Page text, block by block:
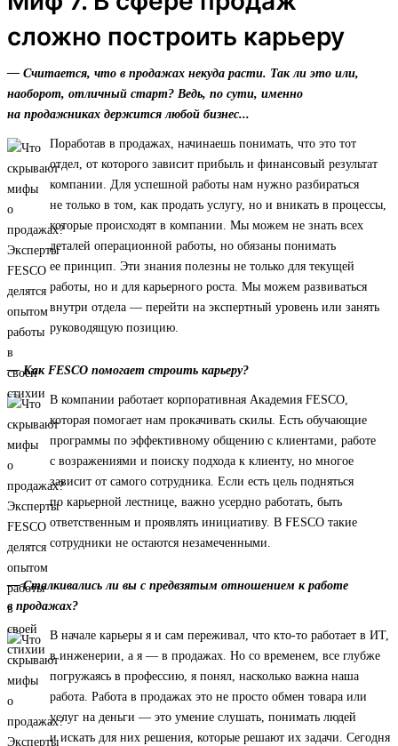
сложно построить карьеру
— Считается, что в продажах некуда расти. Так ли это или,
наоборот, отличный старт? Ведь, по сути, именно
на продажниках держится любой бизнес...
Поработав в продажах, начинаешь понимать, что это тот
отдел, от которого зависит прибыль и финансовый результат
компании. Для успешной работы нам нужно разбираться
не только в том, как продать услугу, но и вникать в процессы,
которые происходят в компании. Мы можем не знать всех
деталей операционной работы, но обязаны понимать
ее принцип. Эти знания полезны не только для текущей
работы, но и для карьерного роста. Мы можем развиваться
внутри отдела — перейти на экспертный уровень или занять
руководящую позицию.
— Как FESCO помогает строить карьеру?
В компании работает корпоративная Академия FESCO,
которая помогает нам прокачивать скилы. Есть обучающие
программы по эффективному общению с клиентами, работе
с возражениями и поиску подхода к клиенту, но многое
зависит от самого сотрудника. Если есть цель подняться
по карьерной лестнице, важно усердно работать, быть
ответственным и проявлять инициативу. В FESCO такие
сотрудники не остаются незамеченными.
— Сталкивались ли вы с предвзятым отношением к работе
в продажах?
В начале карьеры я и сам переживал, что кто-то работает в ИТ,
в инженерии, а я — в продажах. Но со временем, все глубже
погружаясь в профессию, я понял, насколько важна наша
работа. Работа в продажах это не просто обмен товара или
услуг на деньги — это умение слушать, понимать людей
и искать для них решения, которые решают их задачи. Сегодня